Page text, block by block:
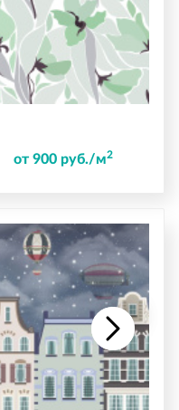
от 900 руб./м2